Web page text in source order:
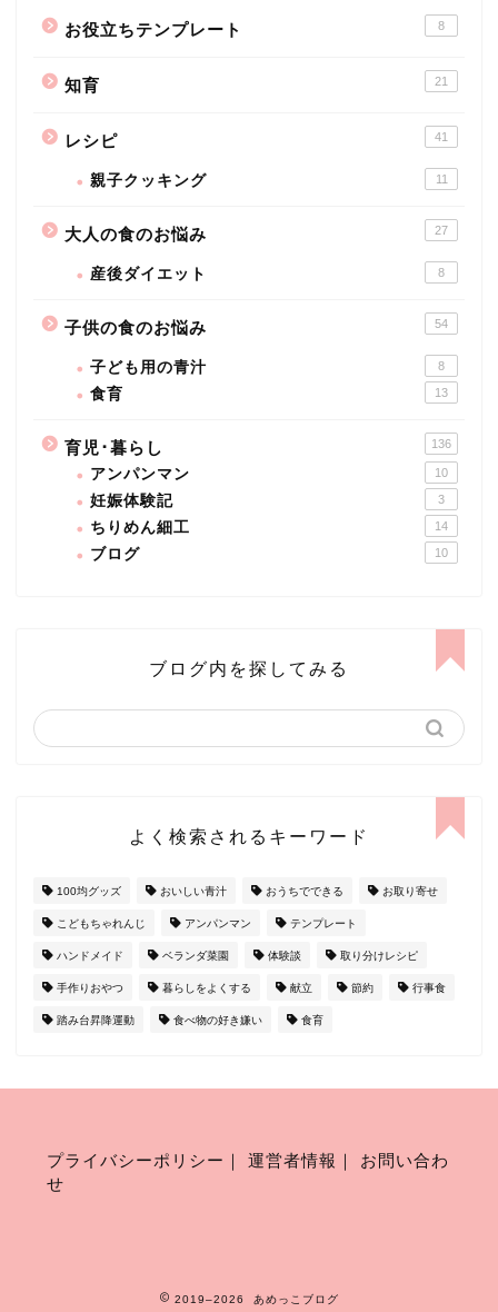
お役立ちテンプレート 8
知育 21
レシピ 41
親子クッキング 11
大人の食のお悩み 27
産後ダイエット 8
子供の食のお悩み 54
子ども用の青汁 8
食育 13
育児･暮らし 136
アンパンマン 10
妊娠体験記 3
ちりめん細工 14
ブログ 10
ブログ内を探してみる
よく検索されるキーワード
100均グッズ おいしい青汁 おうちでできる お取り寄せ
こどもちゃれんじ アンパンマン テンプレート
ハンドメイド ベランダ菜園 体験談 取り分けレシピ
手作りおやつ 暮らしをよくする 献立 節約 行事食
踏み台昇降運動 食べ物の好き嫌い 食育
プライバシーポリシー ｜ 運営者情報 ｜
お問い合わ
せ
2019–2026 あめっこブログ